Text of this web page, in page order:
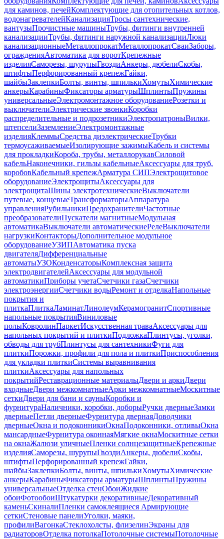
для каминов, печейКомплектующие для отопительных котлов,
водонагревателейКанализацияТросы сантехнические,
вантузыПрочистные машиныТрубы, фитинги внутренней
канализацииТрубы, фитинги наружной канализацииЛюки
канализационныеМеталлопрокатМеталлопрокатСваиЗаборы,
огражденияАвтоматика для воротКрепежные
изделияСаморезы, шурупыГвоздиАнкеры, дюбелиСкобы,
штифтыПерфорированный крепежГайки,
шайбыЗаклепкиБолты, винты, шпилькиХомутыХимические
анкерыКарабиныФиксаторы арматурыШплинтыПружины
универсальныеЭлектромонтажное оборудованиеРозетки и
выключателиЭлектрические звонкиКоробки
распределительные и подрозетникиЭлектропатроныВилки,
штепселиЗаземлениеЭлектромонтажные
изделияКлеммыСредства диэлектрическиеТрубки
термоусаживаемыеИзолирующие зажимыКабель и системы
для прокладкиКороба, трубы, металлорукавСиловой
кабельНаконечники, гильзы кабельныеАксессуары для труб,
коробовКабельный крепежАрматура СИПЭлектрощитовое
оборудованиеЭлектрощитыАксессуары для
электрощитаШины электротехническиеВыключатели
путевые, концевыеТрансформаторыАппаратура
управленияРубильникиПредохранителиЧастотные
преобразователиПускатели магнитныеМодульная
автоматикаВыключатели автоматическиеРелеВыключатели
нагрузкиКонтакторыДополнительное модульное
оборудованиеУЗИПАвтоматика пуска
двигателяДифференциальные
автоматыУЗОКонденсаторыКомплексная защита
электродвигателейАксессуары для модульной
автоматикиПриборы учетаСчетчики газаСчетчики
электроэнергииСчетчики водыРемонт и отделкаНапольные
покрытия и
плиткаПлиткаЛаминатЛинолеумКерамогранитСпортивные
напольные покрытияВиниловые
полыКовролинПаркетИскусственная траваАксессуары для
напольных покрытий и плиткиПодложкаПлинтусы, уголки,
обводы для трубПлинтусы для сантехникиФуги для
плиткиПорожки, профили для пола и плиткиПриспособления
для укладки плиткиСистемы выравнивания
плиткиАксессуары для напольных
покрытийРеставрационные материалыДвери и аркиДвери
входныеДвери межкомнатныеАрки межкомнатныеМоскитные
сеткиДвери для бани и сауныКоробки и
фурнитураНаличники, коробки, доборыРучки дверныеЗамки
дверныеПетли дверныеФурнитура двернаяДоводчики
дверныеОкна и подоконникиОкнаПодоконники, отливыОкна
мансардныеФурнитура оконнаяМягкие окнаМоскитные сетки
на окнаЖалюзи уличныеПленки солнцезащитныеКрепежные
изделияСаморезы, шурупыГвоздиАнкеры, дюбелиСкобы,
штифтыПерфорированный крепежГайки,
шайбыЗаклепкиБолты, винты, шпилькиХомутыХимические
анкерыКарабиныФиксаторы арматурыШплинтыПружины
универсальныеОтделка стенОбоиЖидкие
обоиФотообоиШтукатурки декоративныеДекоративный
каменьСкиналиПленки самоклеящиеся Армирующие
сеткиСтеновые панелиУголки, маяки,
профилиВагонкаСтеклохолсты, флизелинЭкраны для
радиаторовОтделка потолкаПотолочные системыПотолочные